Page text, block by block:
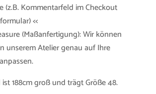
(z.B. Kommentarfeld im Checkout
<<
(Maßanfertigung): Wir können
unserem Atelier genau auf Ihre
188cm groß und trägt Größe 48.